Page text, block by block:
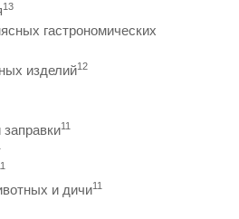
13
гастрономических
изделий12
11
и дичи11